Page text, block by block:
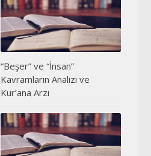
“Beşer” ve “İnsan”
Kavramların Analizi ve
Kur’ana Arzı